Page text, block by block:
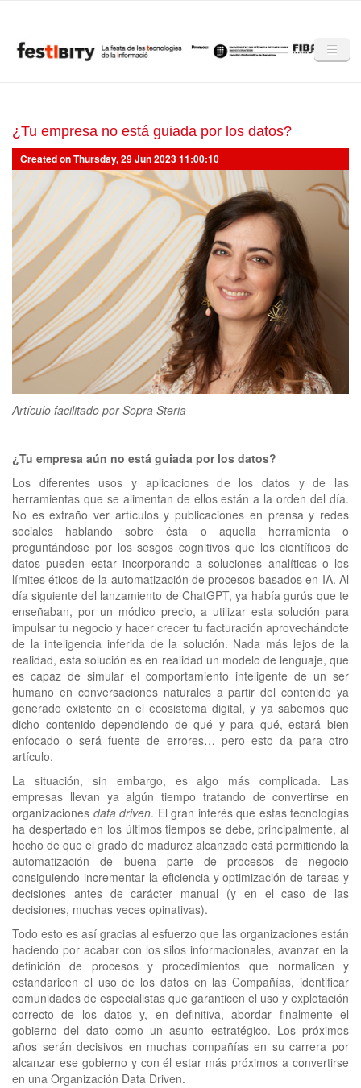
Club Festibity
La Festibity
Partners
Mencions
Notícies
Mèdia
Altres edicions
clickNEWS
¿Tu empresa no está guiada por los datos?
Created on Thursday, 29 Jun 2023 11:00:10
Artículo facilitado por Sopra Steria
¿Tu empresa aún no está guiada por los datos?
Los diferentes usos y aplicaciones de los datos y de las
herramientas que se alimentan de ellos están a la orden del día.
No es extraño ver artículos y publicaciones en prensa y redes
sociales hablando sobre ésta o aquella herramienta o
preguntándose por los sesgos cognitivos que los científicos de
datos pueden estar incorporando a soluciones analíticas o los
límites éticos de la automatización de procesos basados en IA. Al
día siguiente del lanzamiento de ChatGPT, ya había gurús que te
enseñaban, por un módico precio, a utilizar esta solución para
impulsar tu negocio y hacer crecer tu facturación aprovechándote
de la inteligencia inferida de la solución. Nada más lejos de la
realidad, esta solución es en realidad un modelo de lenguaje, que
es capaz de simular el comportamiento inteligente de un ser
humano en conversaciones naturales a partir del contenido ya
generado existente en el ecosistema digital, y ya sabemos que
dicho contenido dependiendo de qué y para qué, estará bien
enfocado o será fuente de errores… pero esto da para otro
artículo.
La situación, sin embargo, es algo más complicada. Las
empresas llevan ya algún tiempo tratando de convertirse en
organizaciones data driven. El gran interés que estas tecnologías
ha despertado en los últimos tiempos se debe, principalmente, al
hecho de que el grado de madurez alcanzado está permitiendo la
automatización de buena parte de procesos de negocio
consiguiendo incrementar la eficiencia y optimización de tareas y
decisiones antes de carácter manual (y en el caso de las
decisiones, muchas veces opinativas).
Todo esto es así gracias al esfuerzo que las organizaciones están
haciendo por acabar con los silos informacionales, avanzar en la
definición de procesos y procedimientos que normalicen y
estandaricen el uso de los datos en las Compañías, identificar
comunidades de especialistas que garanticen el uso y explotación
correcto de los datos y, en definitiva, abordar finalmente el
gobierno del dato como un asunto estratégico. Los próximos
años serán decisivos en muchas compañías en su carrera por
alcanzar ese gobierno y con él estar más próximos a convertirse
en una Organización Data Driven.